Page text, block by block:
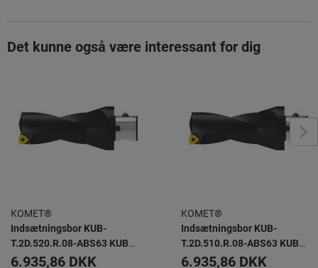
Det kunne også være interessant for dig
KOMET®
Indsætningsbor KUB-
T.2D.520.R.08-ABS63 KUB
TRIGON -
6.935,86 DKK
KOMET®
Indsætningsbor KUB-
T.2D.510.R.08-ABS63 KUB
TRIGON -
6.935,86 DKK